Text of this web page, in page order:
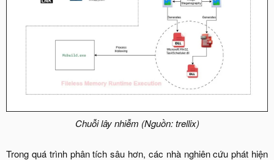
Chuỗi lây nhiễm (Nguồn: trellix)
Trong quá trình phân tích sâu hơn, các nhà nghiên cứu phát hiện